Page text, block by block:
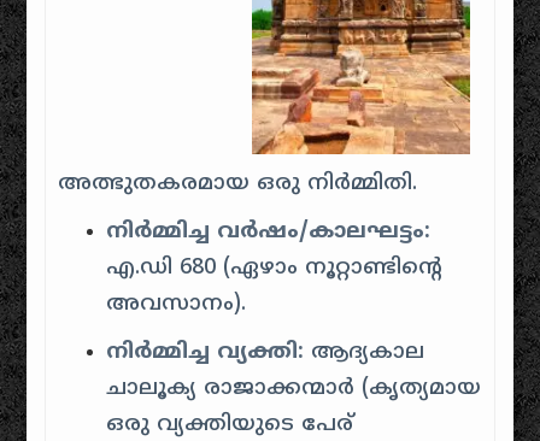
അത്ഭുതകരമായ ഒരു നിർമ്മിതി.
നിർമ്മിച്ച വർഷം/കാലഘട്ടം:
എ.ഡി 680 (ഏഴാം നൂറ്റാണ്ടിന്റെ
അവസാനം).
നിർമ്മിച്ച വ്യക്തി: ആദ്യകാല
ചാലൂക്യ രാജാക്കന്മാർ (കൃത്യമായ
ഒരു വ്യക്തിയുടെ പേര്